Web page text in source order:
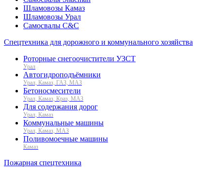
Шламовозы Камаз
Шламовозы Урал
Самосвалы C&C
Спецтехника для дорожного и коммунального хозяйства
Роторные снегоочистители УЗСТ
Урал
Автогидроподъёмники
Урал, Камаз, ГАЗ, МАЗ
Бетоносмесители
Урал, Камаз, Краз, МАЗ
Для содержания дорог
Урал, Камаз
Коммунальные машины
Урал, Камаз, МАЗ
Поливомоечные машины
Камаз
Пожарная спецтехника